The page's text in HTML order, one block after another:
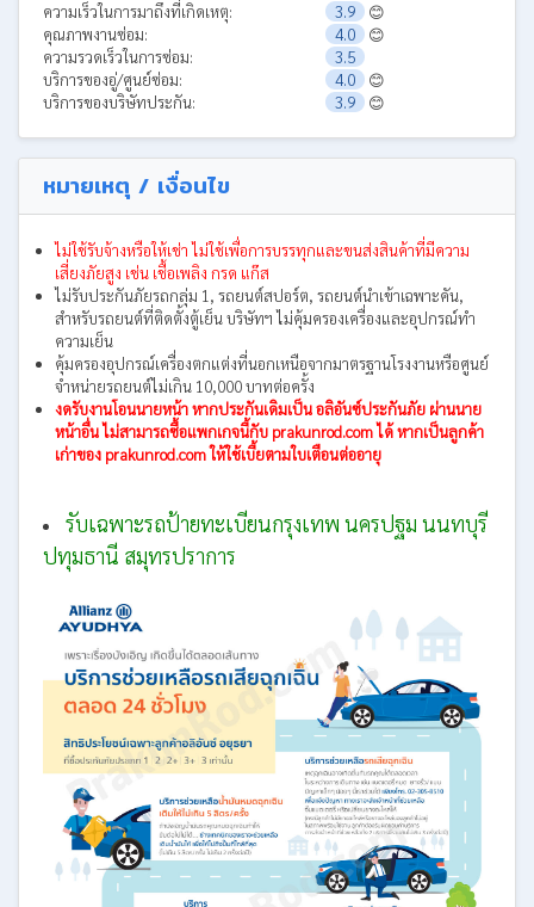
ความเร็วในการมาถึงที่เกิดเหตุ: 3.9 😊
คุณภาพงานซ่อม:
4.0 😊
ความรวดเร็วในการซ่อม:
3.5
บริการของอู่/ศูนย์ซ่อม:
4.0 😊
บริการของบริษัทประกัน:
3.9 😊
หมายเหตุ / เงื่อนไข
ไม่ใช้รับจ้างหรือให้เช่า ไม่ใช้เพื่อการบรรทุกและขนส่งสินค้าที่มีความ
เสี่ยงภัยสูง เช่น เชื้อเพลิง กรด แก๊ส
ไม่รับประกันภัยรถกลุ่ม 1, รถยนต์สปอร์ต, รถยนต์นําเข้าเฉพาะคัน,
สำหรับรถยนต์ที่ติดตั้งตู้เย็น บริษัทฯ ไม่คุ้มครองเครื่องและอุปกรณ์ทํา
ความเย็น
คุ้มครองอุปกรณ์เครื่องตกแต่งที่นอกเหนือจากมาตรฐานโรงงานหรือศูนย์
จําหน่ายรถยนต์ไม่เกิน 10,000 บาทต่อครั้ง
งดรับงานโอนนายหน้า หากประกันเดิมเป็น อลิอันซ์ประกันภัย ผ่านนาย
หน้าอื่น ไม่สามารถซื้อแพกเกจนี้กับ prakunrod.com ได้ หากเป็นลูกค้า
เก่าของ prakunrod.com ให้ใช้เบี้ยตามใบเตือนต่ออายุ
รับเฉพาะรถป้ายทะเบียนกรุงเทพ นครปฐม นนทบุรี
ปทุมธานี สมุทรปราการ